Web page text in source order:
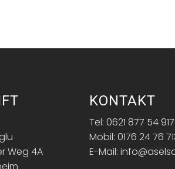
Weg 4A
KONTAKT
Tel: 0621 877 54 917
Mobil: 0176 24 76
E-Mail: